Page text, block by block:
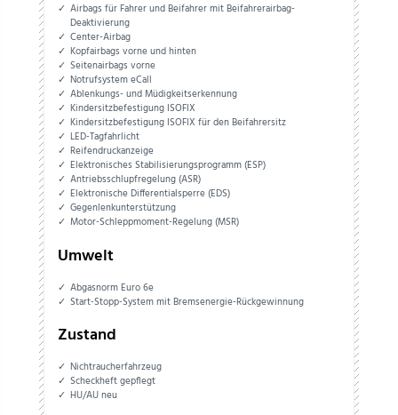
Airbags für Fahrer und Beifahrer mit Beifahrerairbag-
Deaktivierung
Center-Airbag
Kopfairbags vorne und hinten
Seitenairbags vorne
Notrufsystem eCall
Ablenkungs- und Müdigkeitserkennung
Kindersitzbefestigung ISOFIX
Kindersitzbefestigung ISOFIX für den Beifahrersitz
LED-Tagfahrlicht
Reifendruckanzeige
Elektronisches Stabilisierungsprogramm (ESP)
Antriebsschlupfregelung (ASR)
Elektronische Differentialsperre (EDS)
Gegenlenkunterstützung
Motor-Schleppmoment-Regelung (MSR)
Umwelt
Abgasnorm Euro 6e
Start-Stopp-System mit Bremsenergie-Rückgewinnung
Zustand
Nichtraucherfahrzeug
Scheckheft gepflegt
HU/AU neu